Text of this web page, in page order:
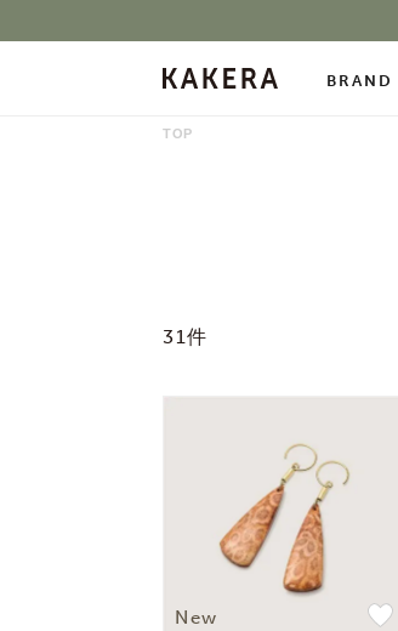
BRAND
Stone Gallery
TOP
31件
New